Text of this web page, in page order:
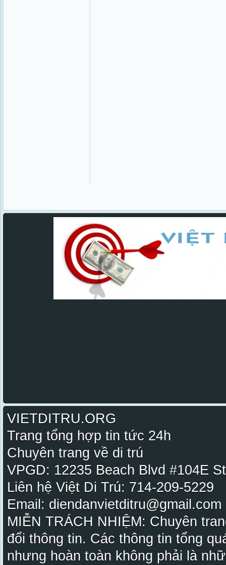
VIETDITRU.ORG
Trang tổng hợp tin tức 24h
Chuyên trang về di trú
VPGD: 12235 Beach Blvd #104E
Liên hệ Việt Di Trú: 714-209-5229
Email:
MIỄN TRÁCH NHIỆM: Chuyên
đổi thông tin. Các thông tin tổng
nhưng hoàn toàn không phải là